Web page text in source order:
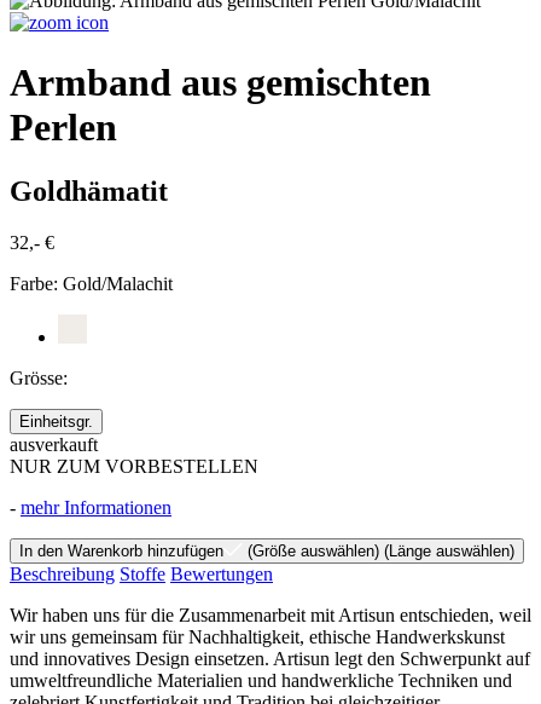
Armband aus gemischten
Perlen
Goldhämatit
32,- €
Farbe: Gold/Malachit
Grösse:
Einheitsgr.
ausverkauft
NUR ZUM VORBESTELLEN
- mehr Informationen
In den Warenkorb hinzufügen (Größe auswählen) (Länge auswählen)
Beschreibung Stoffe Bewertungen
Wir haben uns für die Zusammenarbeit mit Artisun entschieden, weil
wir uns gemeinsam für Nachhaltigkeit, ethische Handwerkskunst
und innovatives Design einsetzen. Artisun legt den Schwerpunkt auf
umweltfreundliche Materialien und handwerkliche Techniken und